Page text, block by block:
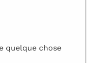
quelque chose